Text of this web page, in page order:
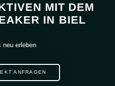
MIT DEM
IN BIEL
neu erleben
ANFRAGEN